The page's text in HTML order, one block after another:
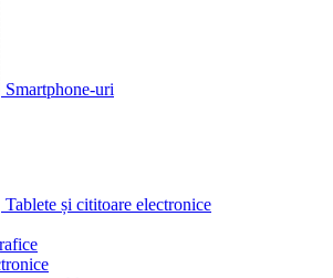
Smartphone-uri
Tablete și cititoare electronice